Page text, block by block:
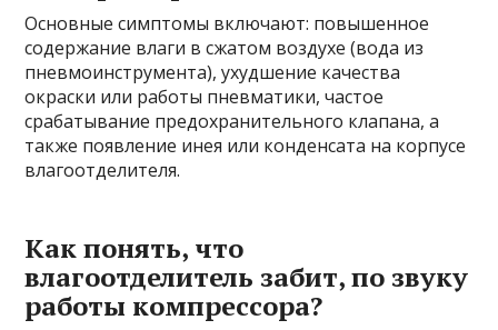
Основные симптомы включают: повышенное
содержание влаги в сжатом воздухе (вода из
пневмоинструмента), ухудшение качества
окраски или работы пневматики, частое
срабатывание предохранительного клапана, а
также появление инея или конденсата на корпусе
влагоотделителя.
Как понять, что
влагоотделитель забит, по звуку
работы компрессора?